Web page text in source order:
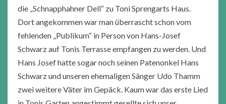
die „Schnapphahner Dell“ zu Toni Sprengarts Haus.
Dort angekommen war man überrascht schon vom
fehlenden „Publikum“ in Person von Hans-Josef
Schwarz auf Tonis Terrasse empfangen zu werden. Und
Hans Josef hatte sogar noch seinen Patenonkel Hans
Schwarz und unseren ehemaligen Sänger Udo Thamm
zwei weitere Väter im Gepäck. Kaum war das erste Lied